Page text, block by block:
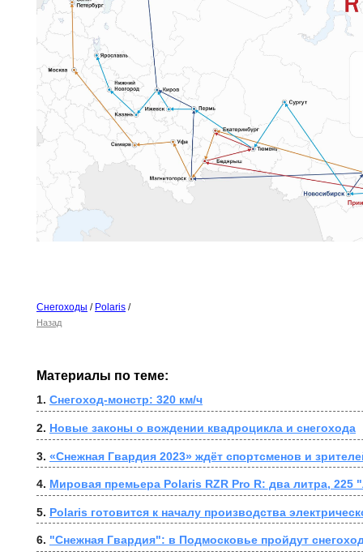
Снегоходы / Polaris /
Назад
Материалы по теме:
1. Снегоход-монстр: 320 км/ч
2. Новые законы о вождении квадроцикла и снегохода
3. «Снежная Гвардия 2023» ждёт спортсменов и
4. Мировая премьера Polaris RZR Pro R: два литра, 225
5. Polaris готовится к началу производства
6. "Снежная Гвардия": в Подмосковье пройдут